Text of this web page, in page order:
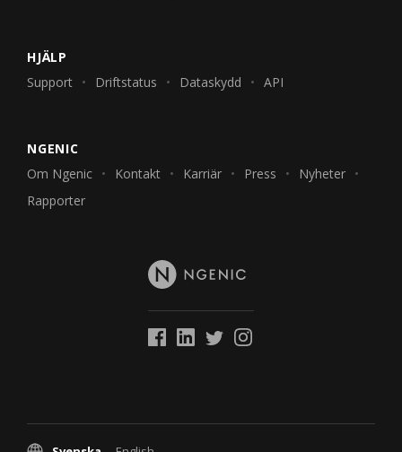
HJÄLP
Support
Driftstatus Dataskydd API
NGENIC
Om Ngenic
Kontakt Karriär Press
Nyheter
Rapporter